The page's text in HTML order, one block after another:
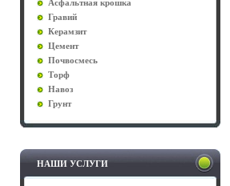
Асфальтная крошка
Гравий
Керамзит
Цемент
Почвосмесь
Торф
Навоз
Грунт
НАШИ УСЛУГИ